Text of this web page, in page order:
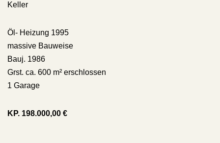
Keller
Öl- Heizung 1995
massive Bauweise
Bauj. 1986
Grst. ca. 600 m² erschlossen
1 Garage
KP. 198.000,00 €